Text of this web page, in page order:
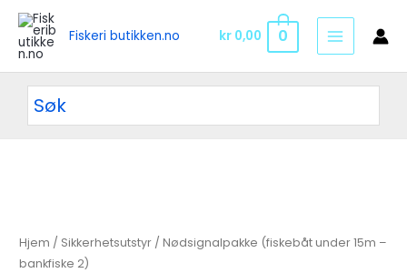
Hopp
rett
Fiskeri butikken.no kr 0,00 0
MAIN
MENU
Hjem / Sikkerhetsutstyr / Nødsignalpakke (fiskebåt under 15m –
bankfiske 2)